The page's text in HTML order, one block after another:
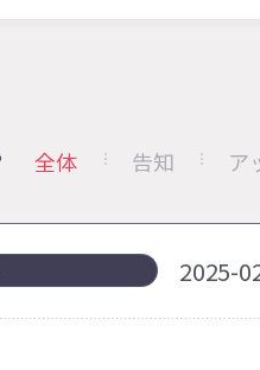
全体 告知 ア
2025-